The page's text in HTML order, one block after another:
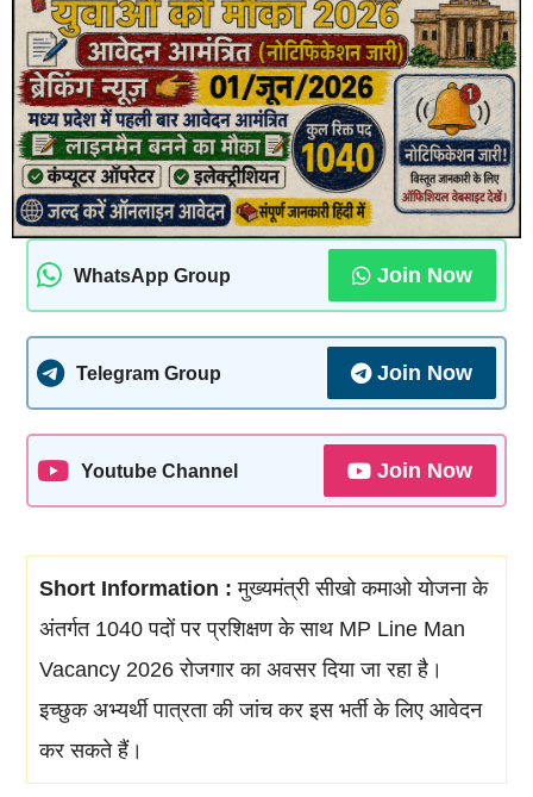
WhatsApp Group Join Now
Telegram Group Join Now
Youtube Channel Join Now
Short Information : मुख्यमंत्री सीखो कमाओ योजना के
अंतर्गत 1040 पदों पर प्रशिक्षण के साथ MP Line Man
Vacancy 2026 रोजगार का अवसर दिया जा रहा है।
इच्छुक अभ्यर्थी पात्रता की जांच कर इस भर्ती के लिए आवेदन
कर सकते हैं।